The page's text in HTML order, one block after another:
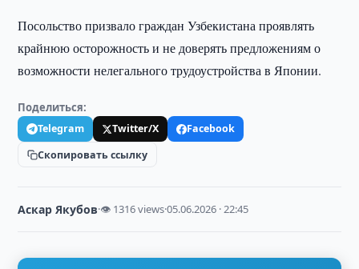
Посольство призвало граждан Узбекистана проявлять
крайнюю осторожность и не доверять предложениям о
возможности нелегального трудоустройства в Японии.
Поделиться:
Telegram Twitter/X
Facebook
Скопировать ссылку
Аскар Якубов·👁 1316 views·05.06.2026 · 22:45